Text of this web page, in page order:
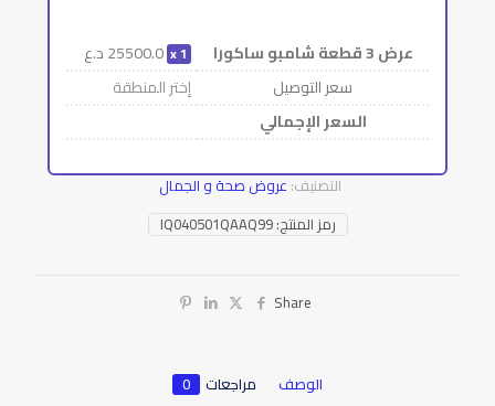
عرض 3 قطعة شامبو ساكورا 1
25500.0د.ع
سعر التوصيل
إختر المنطقة
السعر الإجمالي
رمز المنتج:IQ040501QAAQ99
التصنيف: عروض صحة و الجمال
Share
الوصف مراجعات 0